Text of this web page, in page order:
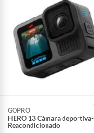
GOPRO
HERO 13 Cámara deportiva-
Reacondicionado